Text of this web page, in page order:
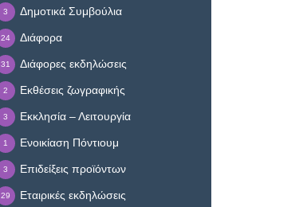
Δημοτικά Συμβούλια
3
Διάφορα
24
Διάφορες εκδηλώσεις
31
Εκθέσεις ζωγραφικής
2
Εκκλησία – Λειτουργία
3
Ενοικίαση Πόντιουμ
1
Επιδείξεις προϊόντων
3
Εταιρικές εκδηλώσεις
29